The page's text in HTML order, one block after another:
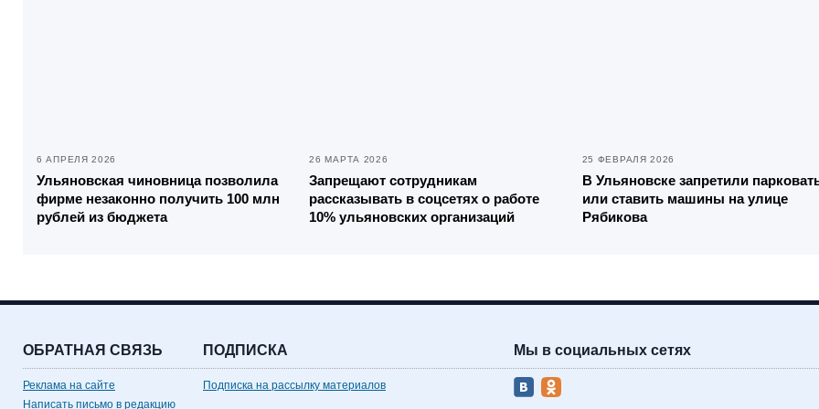
6 АПРЕЛЯ 2026
Ульяновская чиновница позволила
фирме незаконно получить 100 млн
рублей из бюджета
26 МАРТА 2026
Запрещают сотрудникам
рассказывать в соцсетях о работе
10% ульяновских организаций
25 ФЕВРАЛЯ 2026
В Ульяновске запретили
или ставить машины на улице
Рябикова
ОБРАТНАЯ СВЯЗЬ
Реклама на сайте
Написать письмо в редакцию
ПОДПИСКА
Подписка на рассылку материалов
Мы в социальных сетях